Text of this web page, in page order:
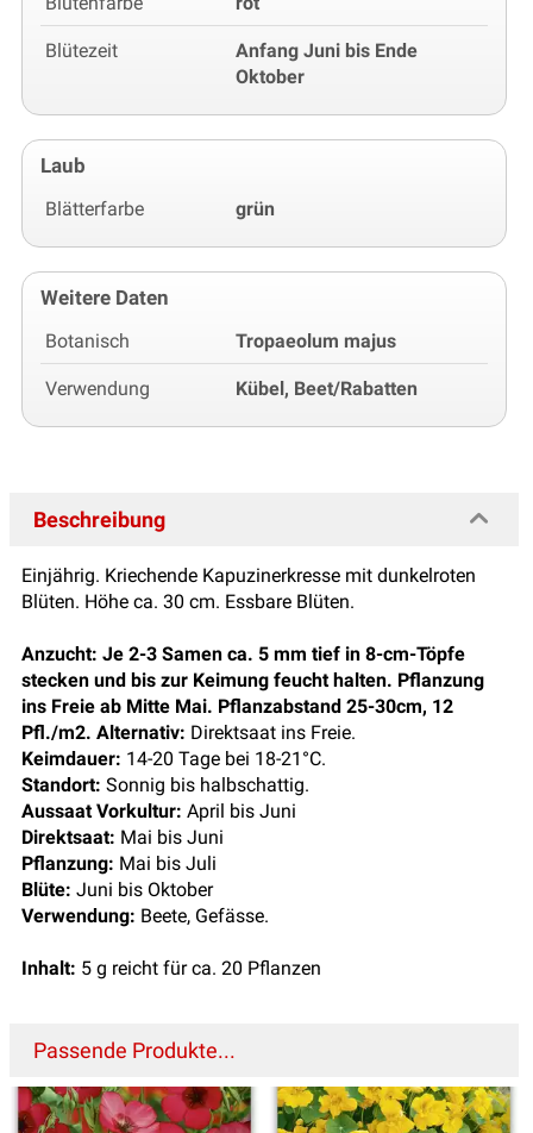
Blütezeit
Anfang Juni bis Ende
Oktober
Laub
Blätterfarbe grün
Weitere Daten
Botanisch Tropaeolum majus
Verwendung Kübel, Beet/Rabatten
Beschreibung
Einjährig. Kriechende Kapuzinerkresse mit dunkelroten
Blüten. Höhe ca. 30 cm. Essbare Blüten.
Anzucht: Je 2-3 Samen ca. 5 mm tief in 8-cm-Töpfe
stecken und bis zur Keimung feucht halten. Pflanzung
ins Freie ab Mitte Mai. Pflanzabstand 25-30cm, 12
Pfl./m2. Alternativ: Direktsaat ins Freie.
Keimdauer: 14-20 Tage bei 18-21°C.
Standort: Sonnig bis halbschattig.
Aussaat Vorkultur: April bis Juni
Direktsaat: Mai bis Juni
Pflanzung: Mai bis Juli
Blüte: Juni bis Oktober
Verwendung: Beete, Gefässe.
Inhalt: 5 g reicht für ca. 20 Pflanzen
Passende Produkte...